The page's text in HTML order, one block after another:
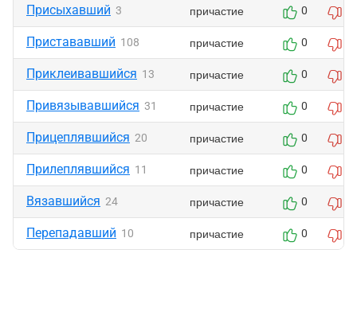
Присыхавший 3 причастие 0
Пристававший 108 причастие 0
Приклеивавшийся 13 причастие 0
Привязывавшийся 31 причастие 0
Прицеплявшийся 20 причастие 0
Прилеплявшийся 11 причастие 0
Вязавшийся 24 причастие 0
Перепадавший 10 причастие 0